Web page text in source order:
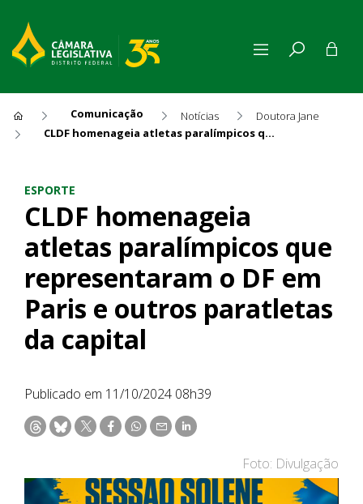
Comunicação Notícias
Doutora Jane
CLDF homenageia atletas paralímpicos que representaram o DF em Paris e outros paratletas da capital
ESPORTE
CLDF homenageia
atletas paralímpicos que
representaram o DF em
Paris e outros paratletas
da capital
Publicado em 11/10/2024 08h39
Foto: Divulgação